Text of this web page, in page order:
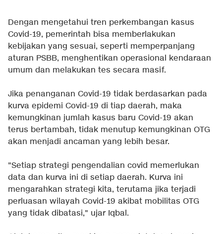
Dengan mengetahui tren perkembangan kasus
Covid-19, pemerintah bisa memberlakukan
kebijakan yang sesuai, seperti memperpanjang
aturan PSBB, menghentikan operasional kendaraan
umum dan melakukan tes secara masif.
Jika penanganan Covid-19 tidak berdasarkan pada
kurva epidemi Covid-19 di tiap daerah, maka
kemungkinan jumlah kasus baru Covid-19 akan
terus bertambah, tidak menutup kemungkinan OTG
akan menjadi ancaman yang lebih besar.
"Setiap strategi pengendalian covid memerlukan
data dan kurva ini di setiap daerah. Kurva ini
mengarahkan strategi kita, terutama jika terjadi
perluasan wilayah Covid-19 akibat mobilitas OTG
yang tidak dibatasi," ujar Iqbal.